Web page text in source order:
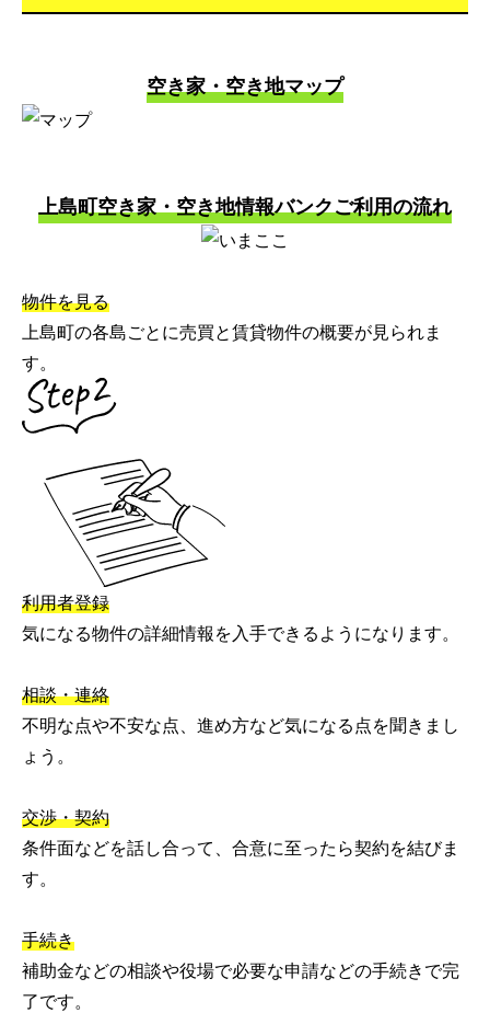
空き家・空き地マップ
上島町空き家・空き地情報バンクご利用の流れ
物件を見る
上島町の各島ごとに売買と賃貸物件の概要が見られま
す。
利用者登録
気になる物件の詳細情報を入手できるようになります。
相談・連絡
不明な点や不安な点、進め方など気になる点を聞きまし
ょう。
交渉・契約
条件面などを話し合って、合意に至ったら契約を結びま
す。
手続き
補助金などの相談や役場で必要な申請などの手続きで完
了です。